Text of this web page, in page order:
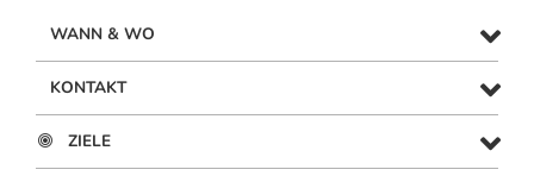
WANN & WO
KONTAKT
ZIELE